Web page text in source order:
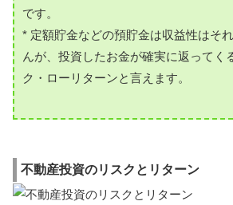
です。
* 定額貯金などの預貯金は収益性はそ
んが、投資したお金が確実に返ってく
ク・ローリターンと言えます。
不動産投資のリスクとリターン